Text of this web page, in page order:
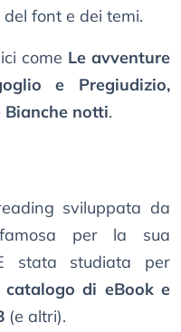
font e dei temi.
come Le avventure
e Pregiudizio,
Bianche notti.
sviluppata da
per la sua
stata studiata per
catalogo di eBook e
(e altri).